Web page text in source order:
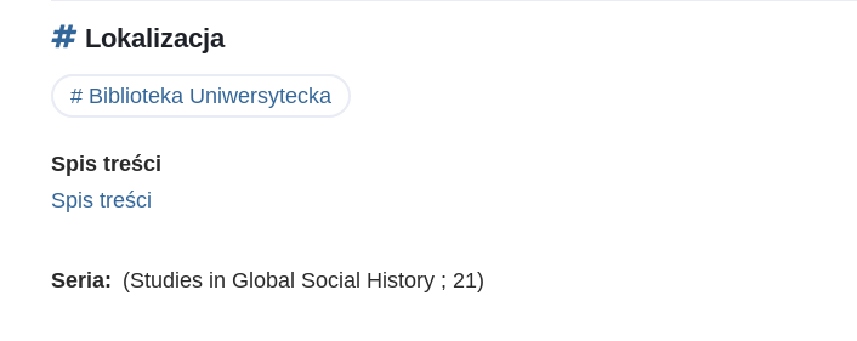
Lokalizacja
Biblioteka Uniwersytecka
Spis treści
Spis treści
Seria (Studies in Global Social History ; 21)